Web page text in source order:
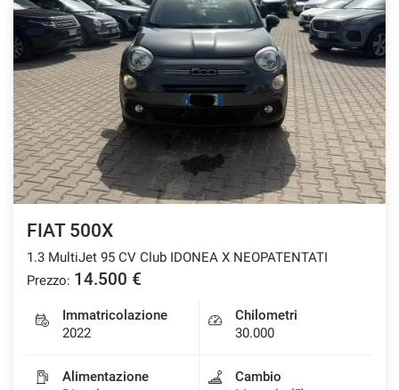
FIAT 500X
1.3 MultiJet 95 CV Club IDONEA X NEOPATENTATI
Prezzo: 14.500 €
Immatricolazione
2022
Chilometri
30.000
Alimentazione
Cambio